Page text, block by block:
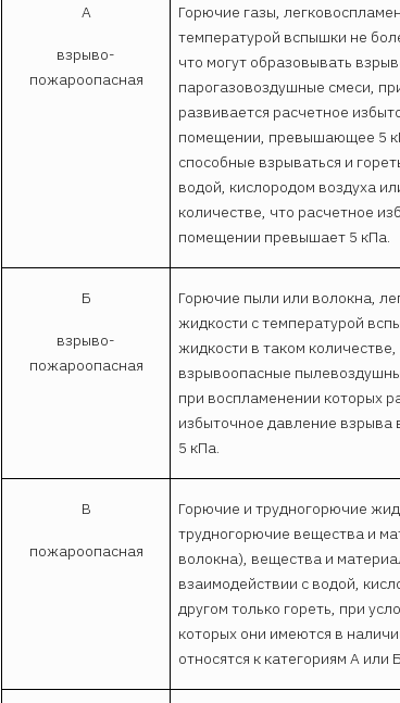
А
взрыво-
пожароопасная
Горючие газы,
температурой вспышки не
что могут образовывать
парогазовоздушные смеси,
развивается расчетное
помещении, превышающее 5
способные взрываться и
водой, кислородом воздуха
количестве, что расчетное
помещении превышает 5 кПа.
Б
взрыво-
пожароопасная
Горючие пыли или волокна,
жидкости с температурой
жидкости в таком
взрывоопасные
при воспламенении которых
избыточное давление
5 кПа.
В
пожароопасная
Горючие и трудногорючие
трудногорючие вещества и
волокна), вещества и
взаимодействии с водой,
другом только гореть, при
которых они имеются в
относятся к категориям А или